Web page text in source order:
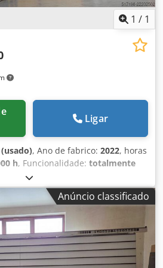
1 / 1
Ligar
, Ano de fabrico: 2022, horas
h, Funcionalidade: totalmente
– O processador profissional de corte
industrial de lenha O Rabaud
de alto desempenho para quem
quantidades de lenha de alta
e econômica. Como
rachado fixo, processa toras com
com impressionante rapidez e
florestais, comércio de
Anúncio classificado